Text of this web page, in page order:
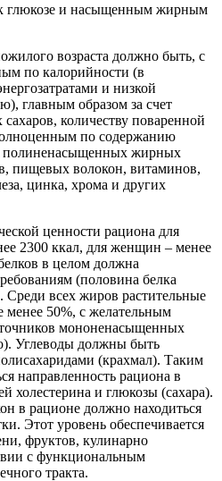
к глюкозе и насыщенным жирным
возраста должно быть, с
по калорийности (в
и низкой
главным образом за счет
количеству поваренной
по содержанию
полиненасыщенных жирных
пищевых волокон, витаминов,
цинка, хрома и других
ценности рациона для
2300 ккал, для женщин – менее
в целом должна
(половина белка
всех жиров растительные
менее 50%, с желательным
мононенасыщенных
Углеводы должны быть
(крахмал). Таким
направленность рациона в
холестерина и глюкозы (сахара).
в рационе должно находиться
Этот уровень обеспечивается
фруктов, кулинарно
с функциональным
тракта.